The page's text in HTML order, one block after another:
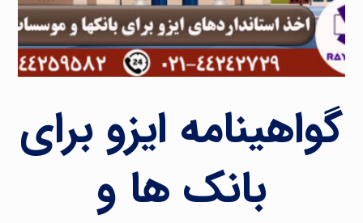
گواهینامه ایزو برای
بانک ها و